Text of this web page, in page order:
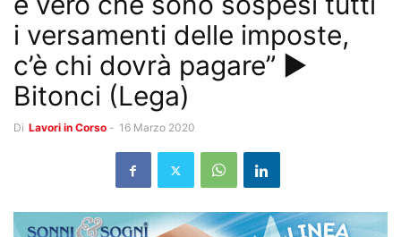
i versamenti delle imposte,
c’è chi dovrà pagare” ►
Bitonci (Lega)
Di Lavori in Corso - 16 Marzo 2020